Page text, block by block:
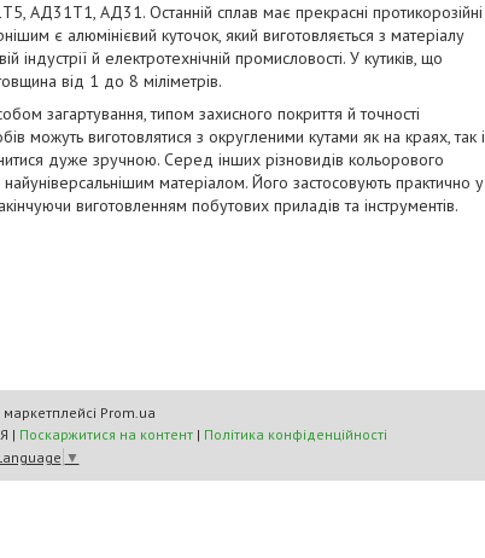
АД31Т1, АД31. Останній сплав має прекрасні протикорозійні
є алюмінієвий куточок, який виготовляється з матеріалу
й електротехнічній промисловості. У кутиків, що
від 1 до 8 міліметрів.
загартування, типом захисного покриття й точності
можуть виготовлятися з округленими кутами як на краях, так і
дуже зручною. Серед інших різновидів кольорового
матеріалом. Його застосовують практично у
виготовленням побутових приладів та інструментів.
Prom.ua
"МАСТЕРС" ТОРГОВО-ПРОИЗВОДСТВЕННАЯ КОМПАНИЯ | Поскаржитися на контент | Політика конфіденційності
▼